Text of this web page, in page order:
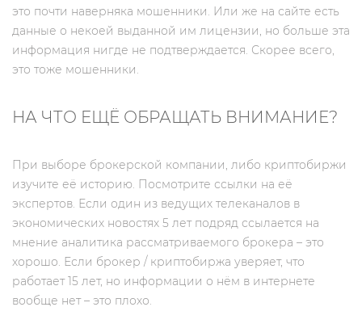
это почти наверняка мошенники. Или же на сайте есть
данные о некоей выданной им лицензии, но больше эта
информация нигде не подтверждается. Скорее всего,
это тоже мошенники.
НА ЧТО ЕЩЁ ОБРАЩАТЬ ВНИМАНИЕ?
При выборе брокерской компании, либо криптобиржи
изучите её историю. Посмотрите ссылки на её
экспертов. Если один из ведущих телеканалов в
экономических новостях 5 лет подряд ссылается на
мнение аналитика рассматриваемого брокера – это
хорошо. Если брокер / криптобиржа уверяет, что
работает 15 лет, но информации о нём в интернете
вообще нет – это плохо.